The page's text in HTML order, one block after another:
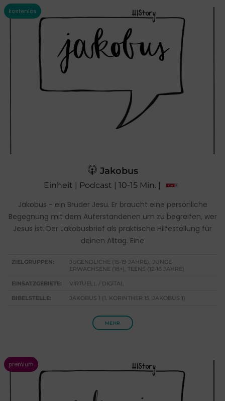
Jakobus
Einheit | Podcast | 10-15 Min. |
Jakobus - ein Bruder Jesu. Er braucht eine persönliche
Begegnung mit dem Auferstandenen um zu begreifen, wer
Jesus ist. Der Jakobusbrief als praktische Hilfestellung für
deinen Alltag. Eine
ZIELGRUPPEN:
JUGENDLICHE (15-19 JAHRE), JUNGE
ERWACHSENE (18+), TEENS (12-16 JAHRE)
EINSATZGEBIETE: VIRTUELL / DIGITAL
BIBELSTELLE: JAKOBUS 1 (1. KORINTHER 15, JAKOBUS 1)
MEHR